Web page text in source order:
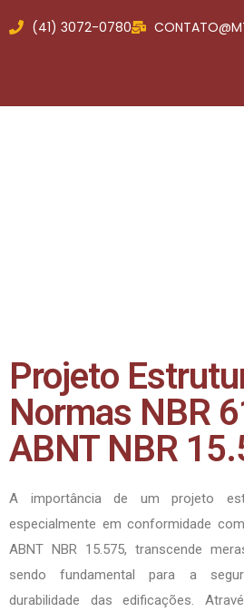
(41) 3072-0780
Projeto
Normas NBR
ABNT NBR
A importância de um projeto
especialmente em conformidade
ABNT NBR 15.575, transcende
sendo fundamental para a
durabilidade das edificações.